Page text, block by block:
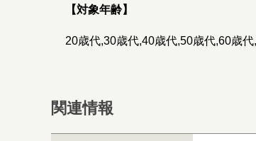
【対象年齢】
20歳代,30歳代,40歳代,50歳代,60歳代
関連情報